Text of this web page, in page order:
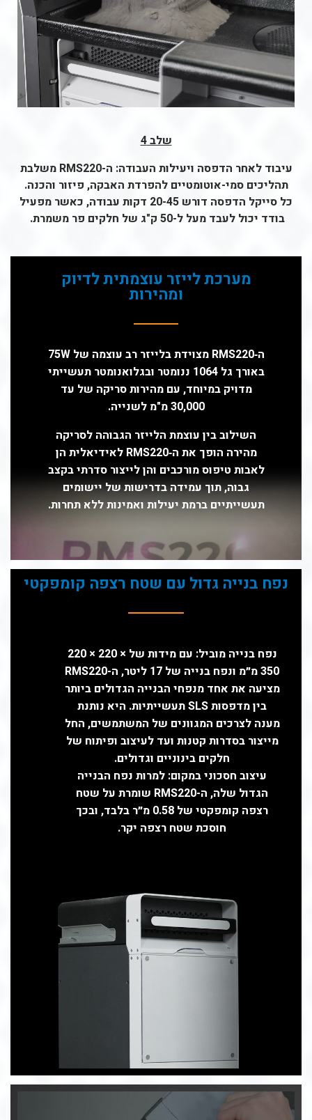
שלב 4
עיבוד לאחר הדפסה ויעילות העבודה: ה-RMS220 משלבת
תהליכים סמי-אוטומטיים להפרדת האבקה, פיזור והכנה.
כל סייקל הדפסה דורש 20-45 דקות עבודה, כאשר מפעיל
בודד יכול לעבד מעל ל-50 ק"ג של חלקים פר משמרת.
מערכת לייזר עוצמתית לדיוק
ומהירות
ה‑RMS220 מצוידת בלייזר רב עוצמה של 75W
באורך גל 1064 ננומטר ובגלואנומטר תעשייתי
מדויק במיוחד, עם מהירות סריקה של עד
30,000 מ"מ לשנייה.
השילוב בין עוצמת הלייזר הגבוהה לסריקה
מהירה הופך את ה‑RMS220 לאידיאלית הן
לאבות טיפוס מורכבים והן לייצור סדרתי בקצב
גבוה, תוך עמידה בדרישות של יישומים
תעשייתיים ברמת יעילות ואמינות ללא תחרות.
נפח בנייה גדול עם שטח רצפה קומפקטי
נפח בנייה מוביל: עם מידות של ‎220 × 220 ×
350 מ״מ ונפח בנייה של ‎17 ליטר, ה-RMS220
מציעה את אחד מנפחי הבנייה הגדולים ביותר
בין מדפסות SLS תעשייתיות. היא נותנת
מענה לצרכים המגוונים של המשתמשים, החל
מייצור בסדרות קטנות ועד לעיצוב ופיתוח של
חלקים בינוניים וגדולים.
עיצוב חסכוני במקום: למרות נפח הבנייה
הגדול שלה, ה-RMS220 שומרת על שטח
רצפה קומפקטי של ‎0.58 מ״ר בלבד, ובכך
חוסכת שטח רצפה יקר.